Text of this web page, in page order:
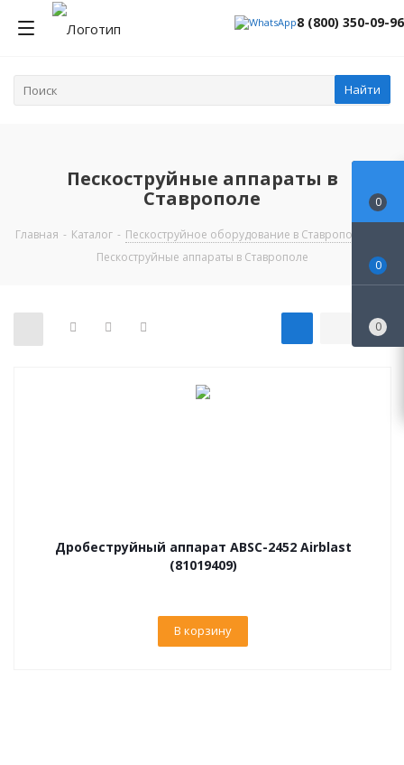
8 (800) 350-09-96
Найти
Пескоструйные аппараты в
Ставрополе
Главная - Каталог - Пескоструйное оборудование в Ставрополе
Пескоструйные аппараты в Ставрополе
Дробеструйный аппарат ABSC-2452 Airblast
(81019409)
В корзину
0
0
0